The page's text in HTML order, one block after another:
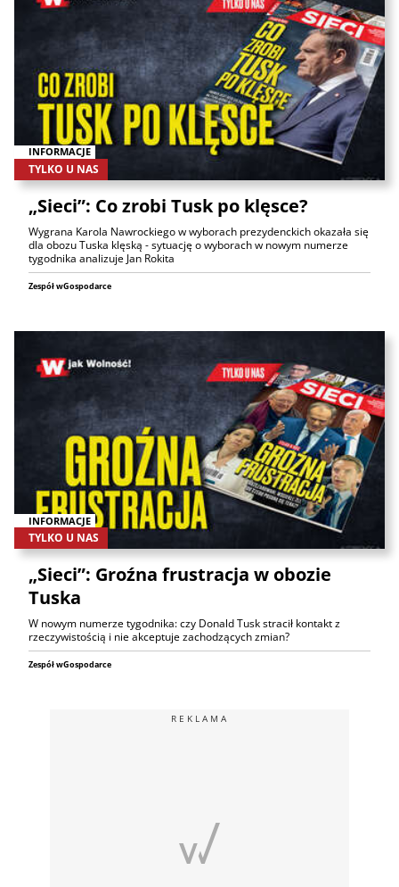
INFORMACJE
TYLKO U NAS
„Sieci”: Co zrobi Tusk po klęsce?
Wygrana Karola Nawrockiego w wyborach prezydenckich okazała się
dla obozu Tuska klęską - sytuację o wyborach w nowym numerze
tygodnika analizuje Jan Rokita
Zespół wGospodarce
INFORMACJE
TYLKO U NAS
„Sieci”: Groźna frustracja w obozie
Tuska
W nowym numerze tygodnika: czy Donald Tusk stracił kontakt z
rzeczywistością i nie akceptuje zachodzących zmian?
Zespół wGospodarce
REKLAMA